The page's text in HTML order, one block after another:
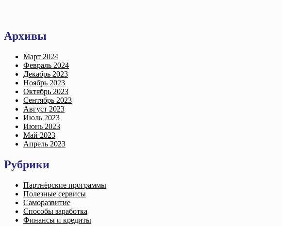
Архивы
Март 2024
Февраль 2024
Декабрь 2023
Ноябрь 2023
Октябрь 2023
Сентябрь 2023
Август 2023
Июль 2023
Июнь 2023
Май 2023
Апрель 2023
Рубрики
Партнёрские программы
Полезные сервисы
Саморазвитие
Способы заработка
Финансы и кредиты